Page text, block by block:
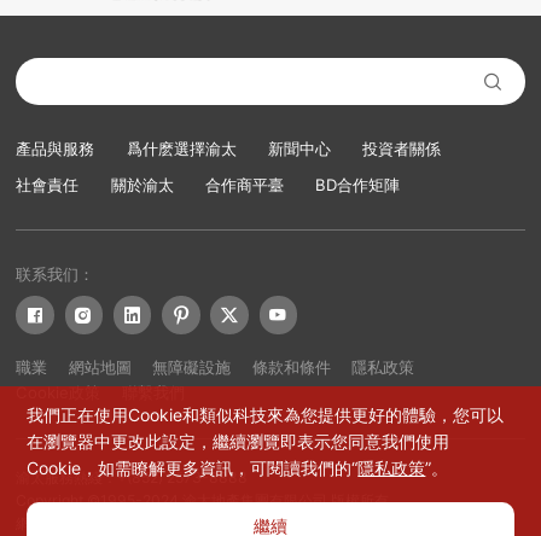

產品與服務 爲什麽選擇渝太 新聞中心
投資者關係
社會責任
關於渝太 合作商平臺 BD合作矩陣
联系我们：
     
職業 網站地圖 無障礙設施 條款和條件
隱私政策
Cookie政策
聯繫我們
渝太服務熱綫：+(852) 2573-8888
Copyright ©1995-2024 渝太地產集團有限公司 版權所有
我們正在使用Cookie和類似科技來為您提供更好的體驗，您可以
在瀏覽器中更改此設定，繼續瀏覽即表示您同意我們使用
Cookie，如需瞭解更多資訊，可閱讀我們的“隱私政策”。
繼續